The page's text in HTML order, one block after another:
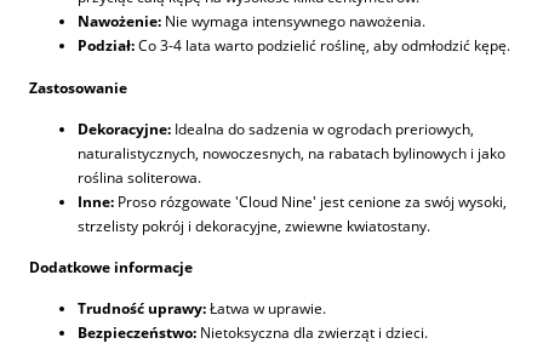
Nawożenie: Nie wymaga intensywnego nawożenia.
Podział:Co 3-4 lata warto podzielić roślinę, aby odmłodzić kępę.
Zastosowanie
Dekoracyjne: Idealna do sadzenia w ogrodach preriowych,
naturalistycznych, nowoczesnych, na rabatach bylinowych i jako
roślina soliterowa.
Inne: Proso rózgowate 'Cloud Nine' jest cenione za swój wysoki,
strzelisty pokrój i dekoracyjne, zwiewne kwiatostany.
Dodatkowe informacje
Trudność uprawy:Łatwa w uprawie.
Bezpieczeństwo: Nietoksyczna dla zwierząt i dzieci.